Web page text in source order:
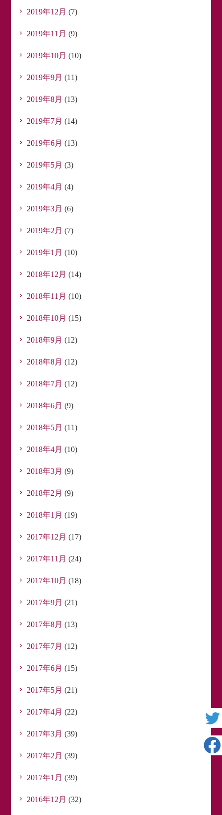
2019年12月 (7)
2019年11月 (9)
2019年10月 (10)
2019年9月 (11)
2019年8月 (13)
2019年7月 (14)
2019年6月 (13)
2019年5月 (3)
2019年4月 (4)
2019年3月 (6)
2019年2月 (7)
2019年1月 (10)
2018年12月 (14)
2018年11月 (10)
2018年10月 (15)
2018年9月 (12)
2018年8月 (12)
2018年7月 (12)
2018年6月 (9)
2018年5月 (11)
2018年4月 (10)
2018年3月 (9)
2018年2月 (9)
2018年1月 (19)
2017年12月 (17)
2017年11月 (24)
2017年10月 (18)
2017年9月 (21)
2017年8月 (13)
2017年7月 (12)
2017年6月 (15)
2017年5月 (21)
2017年4月 (22)
2017年3月 (39)
2017年2月 (39)
2017年1月 (39)
2016年12月 (32)